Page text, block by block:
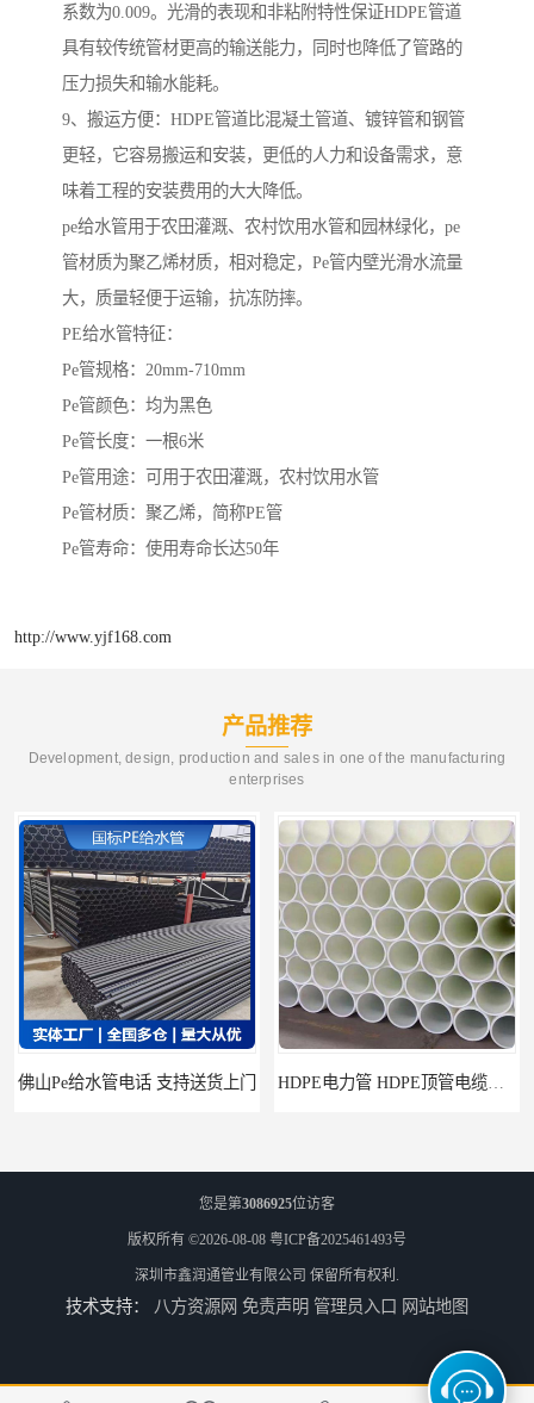
系数为0.009。光滑的表现和非粘附特性保证HDPE管道
具有较传统管材更高的输送能力，同时也降低了管路的
压力损失和输水能耗。
9、搬运方便：HDPE管道比混凝土管道、镀锌管和钢管
更轻，它容易搬运和安装，更低的人力和设备需求，意
味着工程的安装费用的大大降低。
pe给水管用于农田灌溉、农村饮用水管和园林绿化，pe
管材质为聚乙烯材质，相对稳定，Pe管内壁光滑水流量
大，质量轻便于运输，抗冻防摔。
PE给水管特征：
Pe管规格：20mm-710mm
Pe管颜色：均为黑色
Pe管长度：一根6米
Pe管用途：可用于农田灌溉，农村饮用水管
Pe管材质：聚乙烯，简称PE管
Pe管寿命：使用寿命长达50年
http://www.yjf168.com
产品推荐
Development, design, production and sales in one of the manufacturing
enterprises
HDPE电力管 HDPE顶管电缆管保护套管 HDPE钢丝骨架管 HDPE给水管自来水管饮用水管
HDPE给水管 佛山Pe给水管电话 支持送货上门
您是第3086925位访客
版权所有 ©2026-08-08 粤ICP备2025461493号
深圳市鑫润通管业有限公司 保留所有权利.
技术支持： 八方资源网 免责声明 管理员入口 网站地图